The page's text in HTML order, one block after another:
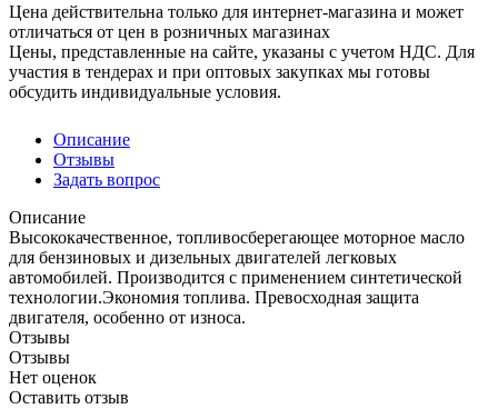
Цена действительна только для интернет-магазина и может
отличаться от цен в розничных магазинах
Цены, представленные на сайте, указаны с учетом НДС. Для
участия в тендерах и при оптовых закупках мы готовы
обсудить индивидуальные условия.
Описание
Отзывы
Задать вопрос
Описание
Высококачественное, топливосберегающее моторное масло
для бензиновых и дизельных двигателей легковых
автомобилей. Производится с применением синтетической
технологии.Экономия топлива. Превосходная защита
двигателя, особенно от износа.
Отзывы
Отзывы
Нет оценок
Оставить отзыв